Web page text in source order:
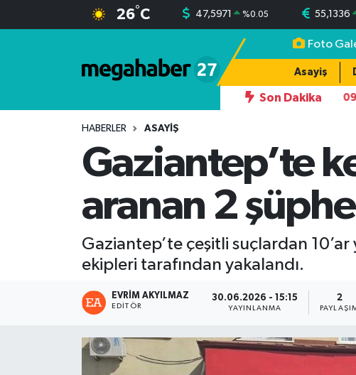
26°C 47,5971 %0.05 55,1336
Foto
Asayiş
Son Dakika
Alarmı! Bazı Bölgelerde Yağış, Bazı İllerde Kavurucu Sıcak 09:48
HABERLER ASAYIŞ
Gaziantep’te
aranan 2
Gaziantep’te çeşitli suçlardan 10’ar
ekipleri tarafından yakalandı.
EVRIM AKYILMAZ
EDITÖR
30.06.2026 - 15:15
YAYINLANMA
2
Süper Lig Puan Durumu ve Fikstür
Tüm Manşetler
Son Dakika Haberleri
Haber Arşivi